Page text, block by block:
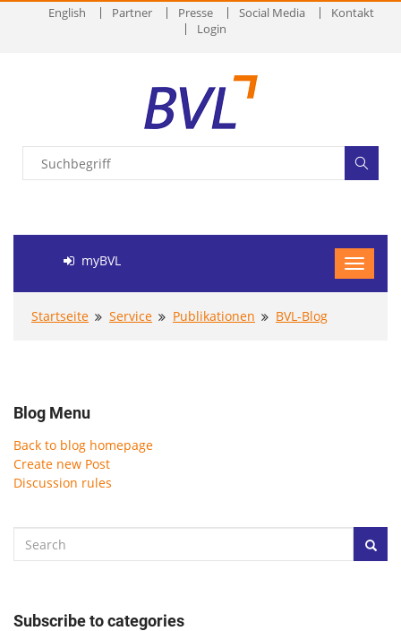
English Partner Presse Social Media
Kontakt
Login
myBVL
Startseite Service Publikationen BVL-Blog
Blog Menu
Back to blog homepage
Create new Post
Discussion rules
Subscribe to categories